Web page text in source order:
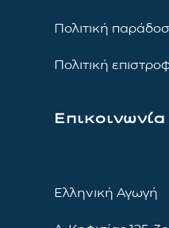
Πολιτική
Πολιτική
Επικοινωνία
Ελληνική Αγωγή